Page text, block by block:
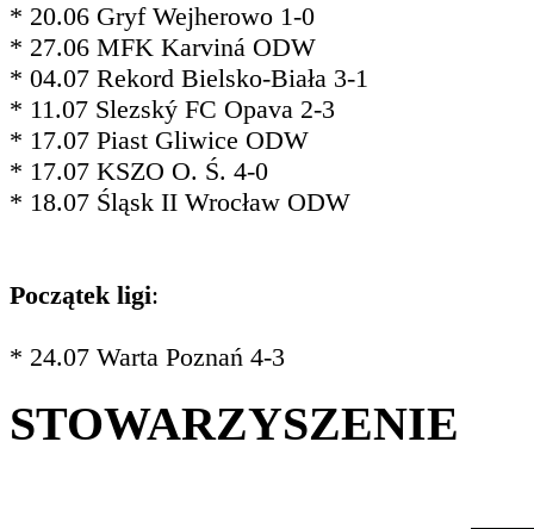
* 20.06 Gryf Wejherowo 1-0
* 27.06 MFK Karviná ODW
* 04.07 Rekord Bielsko-Biała 3-1
* 11.07 Slezský FC Opava 2-3
* 17.07 Piast Gliwice ODW
* 17.07 KSZO O. Ś. 4-0
* 18.07 Śląsk II Wrocław ODW
Początek ligi:
* 24.07 Warta Poznań 4-3
STOWARZYSZENIE